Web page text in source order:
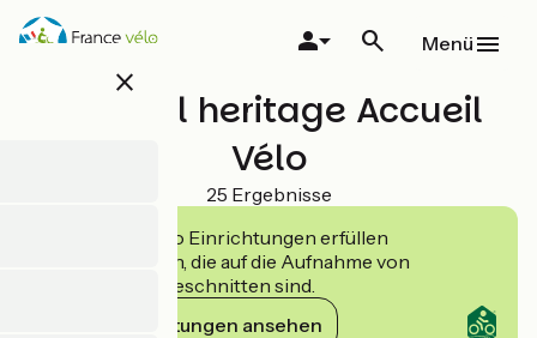
Direkt
zum
close
Menü
Natural heritage Accueil
Vélo
25 Ergebnisse
Die Accueil Vélo Einrichtungen erfüllen
Verpflichtungen, die auf die Aufnahme von
Radfahrern zugeschnitten sind.
Die Verpflichtungen ansehen